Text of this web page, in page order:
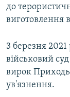
до
виготовлення
3 березня
військовий
вирок
ув'язнення.